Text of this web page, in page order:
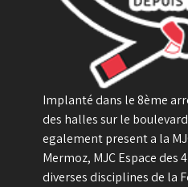
Implanté dans le 8ème
des halles sur le
egalement present a la
Mermoz, MJC Espace des
diverses disciplines de la